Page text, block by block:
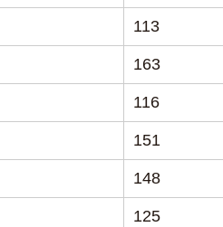
113
163
116
151
148
125